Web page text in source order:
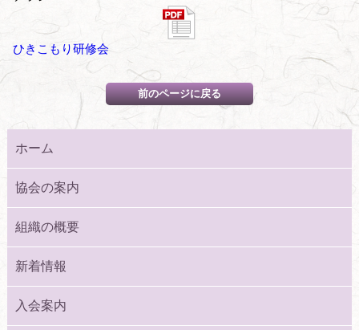
ひきこもり研修会
ホーム
協会の案内
組織の概要
新着情報
入会案内